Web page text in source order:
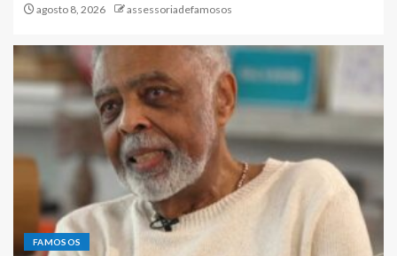
agosto 8, 2026 assessoriadefamosos
FAMOSOS